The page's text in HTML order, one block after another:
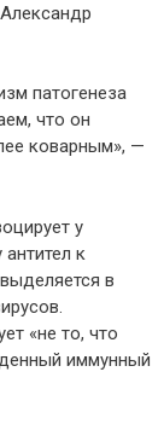
патогенеза
что он
коварным», —
у
к
в
«не то, что
иммунный